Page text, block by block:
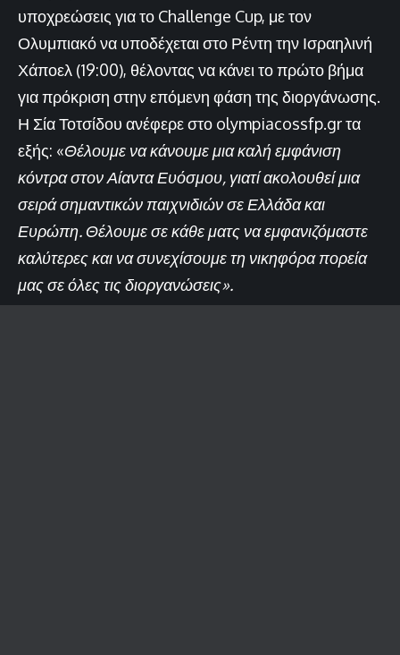
υποχρεώσεις για το Challenge Cup, με τον
Ολυμπιακό να υποδέχεται στο Ρέντη την Ισραηλινή
Χάποελ (19:00), θέλοντας να κάνει το πρώτο βήμα
για πρόκριση στην επόμενη φάση της διοργάνωσης.
Η Σία Τοτσίδου ανέφερε στο olympiacossfp.gr τα
εξής: «Θέλουμε να κάνουμε μια καλή εμφάνιση
κόντρα στον Αίαντα Ευόσμου, γιατί ακολουθεί μια
σειρά σημαντικών παιχνιδιών σε Ελλάδα και
Ευρώπη. Θέλουμε σε κάθε ματς να εμφανιζόμαστε
καλύτερες και να συνεχίσουμε τη νικηφόρα πορεία
μας σε όλες τις διοργανώσεις».